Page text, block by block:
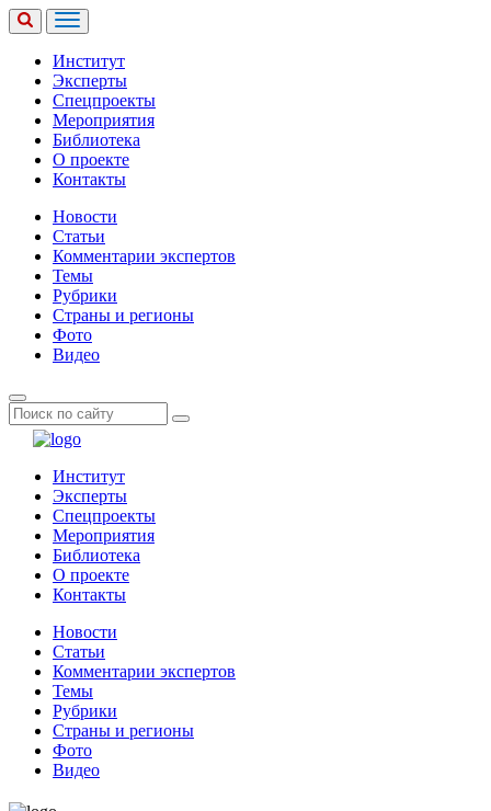
Институт
Эксперты
Спецпроекты
Мероприятия
Библиотека
О проекте
Контакты
Новости
Статьи
Комментарии экспертов
Темы
Рубрики
Страны и регионы
Фото
Видео
Институт
Эксперты
Спецпроекты
Мероприятия
Библиотека
О проекте
Контакты
Новости
Статьи
Комментарии экспертов
Темы
Рубрики
Страны и регионы
Фото
Видео